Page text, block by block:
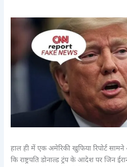
हाल ही में एक अमेरिकी खुफिया रिपोर्ट
कि राष्ट्रपति डोनाल्ड ट्रंप के आदेश पर जिन